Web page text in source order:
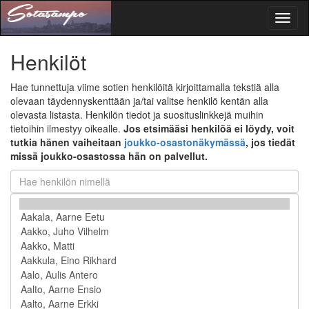
Henkilöt
Hae tunnettuja viime sotien henkilöitä kirjoittamalla tekstiä alla
olevaan täydennyskenttään ja/tai valitse henkilö kentän alla
olevasta listasta. Henkilön tiedot ja suosituslinkkejä muihin
tietoihin ilmestyy oikealle. Jos etsimääsi henkilöä ei löydy, voit
tutkia hänen vaiheitaan joukko-osastonäkymässä, jos tiedät
missä joukko-osastossa hän on palvellut.